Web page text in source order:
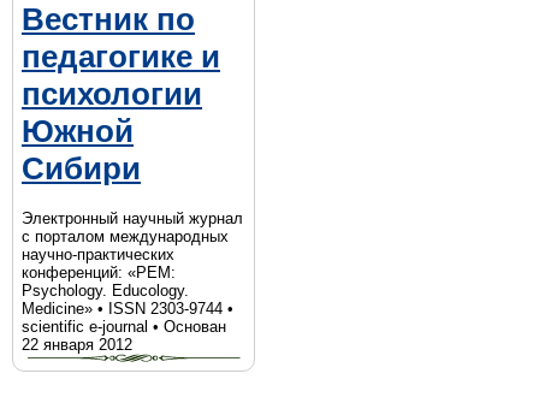
Вестник по
педагогике и
психологии
Южной
Сибири
Электронный научный журнал
с порталом международных
научно-практических
конференций: «PEM:
Psychology. Educology.
Medicine» • ISSN 2303-9744 •
scientific e-journal • Основан
22 января 2012